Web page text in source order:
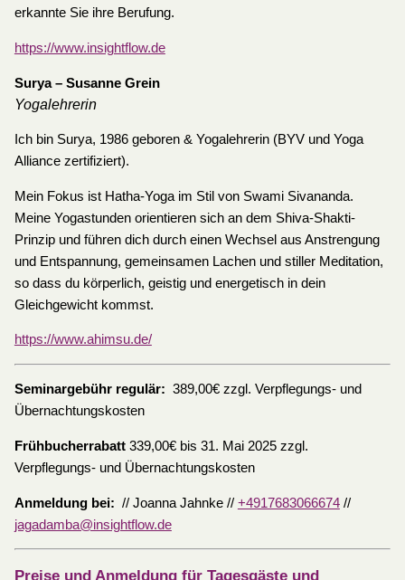
erkannte Sie ihre Berufung.
https://www.insightflow.de
Surya – Susanne Grein
Yogalehrerin
Ich bin Surya, 1986 geboren & Yogalehrerin (BYV und Yoga
Alliance zertifiziert).
Mein Fokus ist Hatha-Yoga im Stil von Swami Sivananda.
Meine Yogastunden orientieren sich an dem Shiva-Shakti-
Prinzip und führen dich durch einen Wechsel aus Anstrengung
und Entspannung, gemeinsamen Lachen und stiller Meditation,
so dass du körperlich, geistig und energetisch in dein
Gleichgewicht kommst.
https://www.ahimsu.de/
Seminargebühr regulär: 389,00€ zzgl. Verpflegungs- und
Übernachtungskosten
Frühbucherrabatt339,00€ bis 31. Mai 2025 zzgl.
Verpflegungs- und Übernachtungskosten
Anmeldung bei: // Joanna Jahnke // +4917683066674//
jagadamba@insightflow.de
Preise und Anmeldung für Tagesgäste und